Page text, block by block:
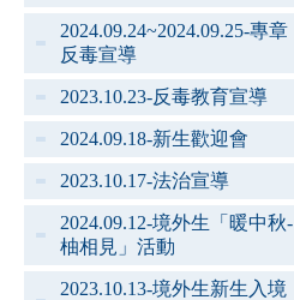
2024.09.24~2024.09.25-專章
反毒宣導
2023.10.23-反毒教育宣導
2024.09.18-新生歡迎會
2023.10.17-法治宣導
2024.09.12-境外生「暖中秋-
柚相見」活動
2023.10.13-境外生新生入境